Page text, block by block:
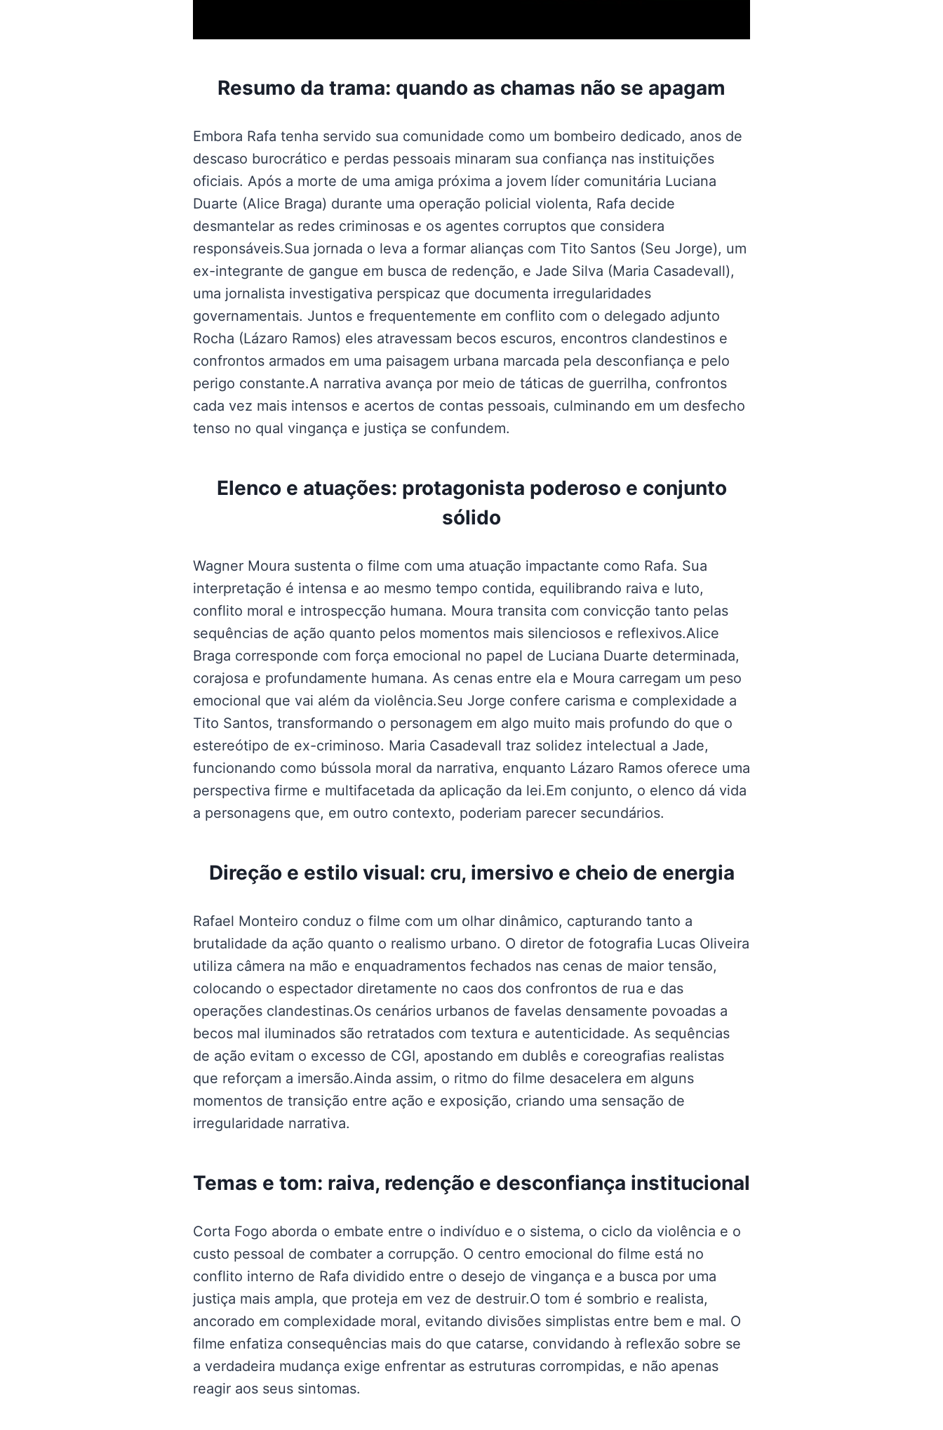
Resumo da trama: quando as chamas não se apagam
Embora Rafa tenha servido sua comunidade como um bombeiro dedicado, anos de
descaso burocrático e perdas pessoais minaram sua confiança nas instituições
oficiais. Após a morte de uma amiga próxima a jovem líder comunitária Luciana
Duarte (Alice Braga) durante uma operação policial violenta, Rafa decide
desmantelar as redes criminosas e os agentes corruptos que considera
responsáveis.Sua jornada o leva a formar alianças com Tito Santos (Seu Jorge), um
ex-integrante de gangue em busca de redenção, e Jade Silva (Maria Casadevall),
uma jornalista investigativa perspicaz que documenta irregularidades
governamentais. Juntos e frequentemente em conflito com o delegado adjunto
Rocha (Lázaro Ramos) eles atravessam becos escuros, encontros clandestinos e
confrontos armados em uma paisagem urbana marcada pela desconfiança e pelo
perigo constante.A narrativa avança por meio de táticas de guerrilha, confrontos
cada vez mais intensos e acertos de contas pessoais, culminando em um desfecho
tenso no qual vingança e justiça se confundem.
Elenco e atuações: protagonista poderoso e conjunto
sólido
Wagner Moura sustenta o filme com uma atuação impactante como Rafa. Sua
interpretação é intensa e ao mesmo tempo contida, equilibrando raiva e luto,
conflito moral e introspecção humana. Moura transita com convicção tanto pelas
sequências de ação quanto pelos momentos mais silenciosos e reflexivos.Alice
Braga corresponde com força emocional no papel de Luciana Duarte determinada,
corajosa e profundamente humana. As cenas entre ela e Moura carregam um peso
emocional que vai além da violência.Seu Jorge confere carisma e complexidade a
Tito Santos, transformando o personagem em algo muito mais profundo do que o
estereótipo de ex-criminoso. Maria Casadevall traz solidez intelectual a Jade,
funcionando como bússola moral da narrativa, enquanto Lázaro Ramos oferece uma
perspectiva firme e multifacetada da aplicação da lei.Em conjunto, o elenco dá vida
a personagens que, em outro contexto, poderiam parecer secundários.
Direção e estilo visual: cru, imersivo e cheio de energia
Rafael Monteiro conduz o filme com um olhar dinâmico, capturando tanto a
brutalidade da ação quanto o realismo urbano. O diretor de fotografia Lucas Oliveira
utiliza câmera na mão e enquadramentos fechados nas cenas de maior tensão,
colocando o espectador diretamente no caos dos confrontos de rua e das
operações clandestinas.Os cenários urbanos de favelas densamente povoadas a
becos mal iluminados são retratados com textura e autenticidade. As sequências
de ação evitam o excesso de CGI, apostando em dublês e coreografias realistas
que reforçam a imersão.Ainda assim, o ritmo do filme desacelera em alguns
momentos de transição entre ação e exposição, criando uma sensação de
irregularidade narrativa.
Temas e tom: raiva, redenção e desconfiança institucional
Corta Fogo aborda o embate entre o indivíduo e o sistema, o ciclo da violência e o
custo pessoal de combater a corrupção. O centro emocional do filme está no
conflito interno de Rafa dividido entre o desejo de vingança e a busca por uma
justiça mais ampla, que proteja em vez de destruir.O tom é sombrio e realista,
ancorado em complexidade moral, evitando divisões simplistas entre bem e mal. O
filme enfatiza consequências mais do que catarse, convidando à reflexão sobre se
a verdadeira mudança exige enfrentar as estruturas corrompidas, e não apenas
reagir aos seus sintomas.